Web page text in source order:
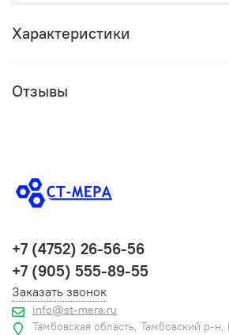
Характеристики
Отзывы
+7 (4752) 26-56-56
+7 (905) 555-89-55
Заказать звонок
info@st-mera.ru
Тамбовская область, Тамбовский р-